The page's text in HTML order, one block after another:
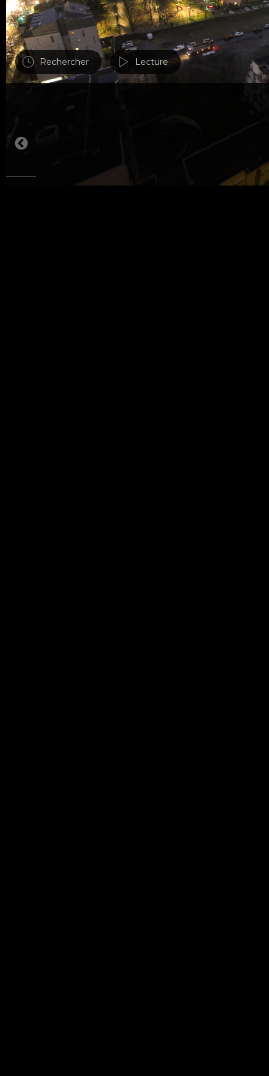
Rechercher Lecture
24 25 26 28 29 30
31